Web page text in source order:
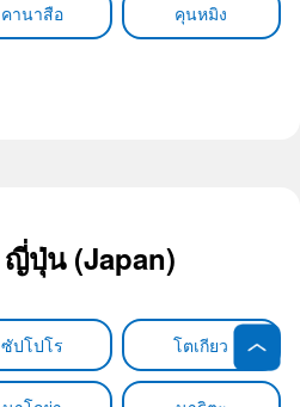
คานาสือ คุนหมิง
ญี่ปุ่น (Japan)
ซัปโปโร โตเกียว